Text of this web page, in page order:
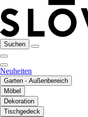
Suchen
Neuheiten
Garten - Außenbereich
Möbel
Dekoration
Tischgedeck